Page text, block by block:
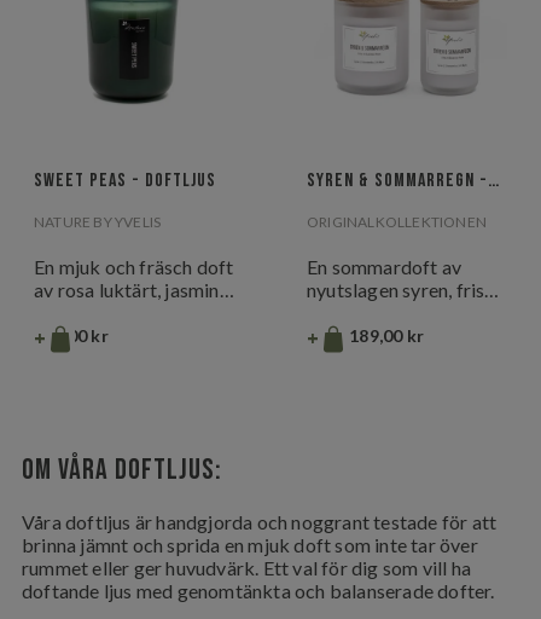
Sweet Peas - Doftljus
NATURE BY YVELIS
En mjuk och fräsch doft
av rosa luktärt, jasmin
vit mysk.En lätt,
blommig doft som
369,00 kr
+
Syren & Sommarregn -
ORIGINALKOLLEKTIONEN
En sommardoft av
nyutslagen syren, friska
regn.En mjuk, blommig
doft som fångar
Från: 189,00 kr
+
Om våra doftljus:
Våra doftljus är handgjorda och noggrant testade för att
brinna jämnt och sprida en mjuk doft som inte tar över
rummet eller ger huvudvärk. Ett val för dig som vill ha
doftande ljus med genomtänkta och balanserade dofter.